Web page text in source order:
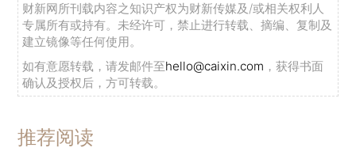
财新网所刊载内容之知识产权为财新传媒及/或相关权利人
专属所有或持有。未经许可，禁止进行转载、摘编、复制及
建立镜像等任何使用。
如有意愿转载，请发邮件至hello@caixin.com ，获得书面
确认及授权后，方可转载。
推荐阅读